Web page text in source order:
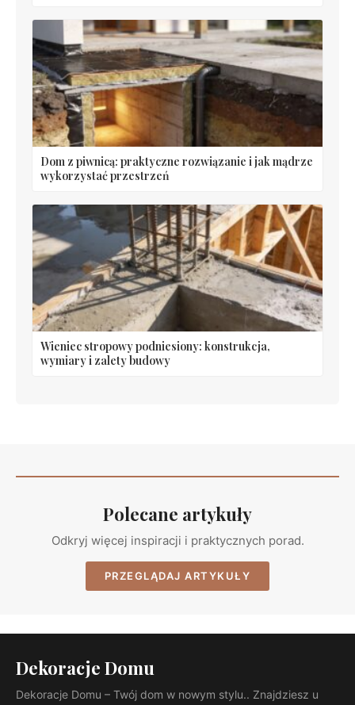
Dom z piwnicą: praktyczne rozwiązanie i jak mądrze
wykorzystać przestrzeń
Wieniec stropowy podniesiony: konstrukcja,
wymiary i zalety budowy
Polecane artykuły
Odkryj więcej inspiracji i praktycznych porad.
PRZEGLĄDAJ ARTYKUŁY
Dekoracje Domu
Dekoracje Domu – Twój dom w nowym stylu.. Znajdziesz u